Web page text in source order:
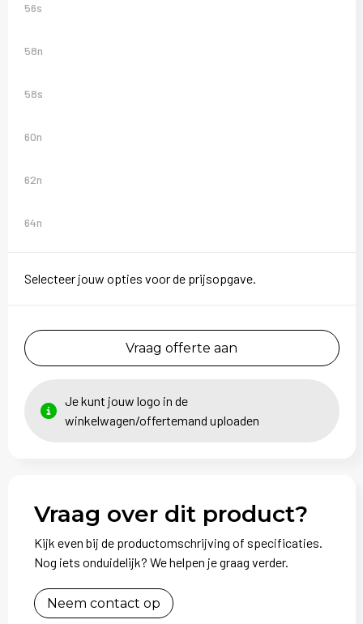
56s
58n
58s
60n
62n
64n
Selecteer jouw opties voor de prijsopgave.
Vraag offerte aan
Je kunt jouw logo in de
winkelwagen/offertemand uploaden
Vraag over dit product?
Kijk even bij de productomschrijving of specificaties.
Nog iets onduidelijk? We helpen je graag verder.
Neem contact op